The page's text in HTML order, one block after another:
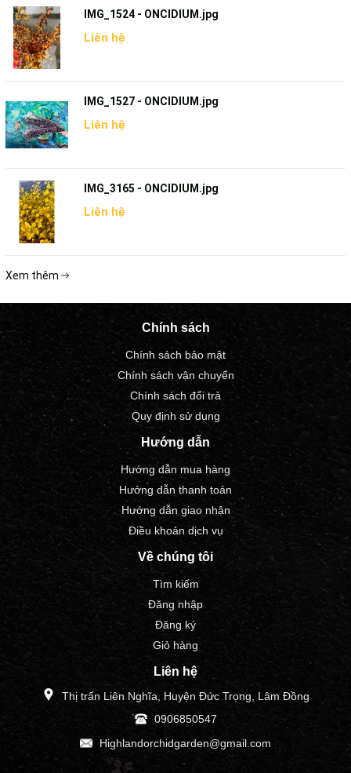
IMG_1524 - ONCIDIUM.jpg
Liên hệ
IMG_1527 - ONCIDIUM.jpg
Liên hệ
IMG_3165 - ONCIDIUM.jpg
Liên hệ
Xem thêm
Chính sách
Chính sách bảo mật
Chính sách vận chuyển
Chính sách đổi trả
Quy định sử dụng
Hướng dẫn
Hướng dẫn mua hàng
Hướng dẫn thanh toán
Hướng dẫn giao nhận
Điều khoản dịch vụ
Về chúng tôi
Tìm kiếm
Đăng nhập
Đăng ký
Giỏ hàng
Liên hệ
Thị trấn Liên Nghĩa, Huyện Đức Trọng, Lâm Đồng
0906850547
Highlandorchidgarden@gmail.com